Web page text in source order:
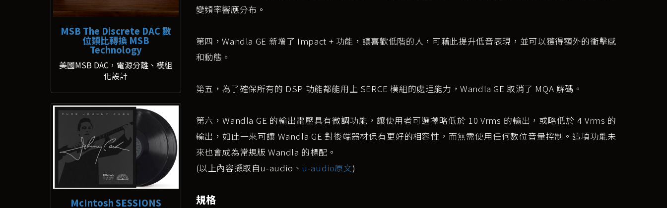
MSB The Discrete DAC 數
位類比轉換 MSB
Technology
美國MSB DAC，電源分離、模組
化設計
McIntosh SESSIONS
變頻率響應分布。
第四，Wandla GE 新增了 Impact + 功能，讓喜歡低階的人，可藉此提升低音表現，並可以獲得額外的衝擊感
和動態。
第五，為了確保所有的 DSP 功能都能用上 SERCE 模組的處理能力，Wandla GE 取消了 MQA 解碼。
第六，Wandla GE 的輸出電壓具有微調功能，讓使用者可選擇略低於 10 Vrms 的輸出，或略低於 4 Vrms 的
輸出，如此一來可讓 Wandla GE 對後端器材保有更好的相容性，而無需使用任何數位音量控制。這項功能未
來也會成為常規版 Wandla 的標配。
(以上內容擷取自u-audio、 u-audio原文)
規格